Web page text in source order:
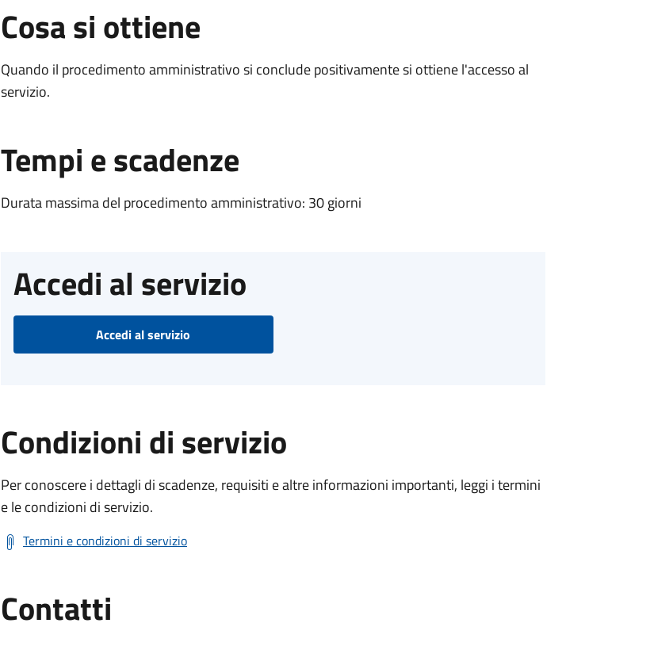
Cosa si ottiene
Quando il procedimento amministrativo si conclude positivamente si ottiene l'accesso al
servizio.
Tempi e scadenze
Durata massima del procedimento amministrativo: 30 giorni
Accedi al servizio
Accedi al servizio
Condizioni di servizio
Per conoscere i dettagli di scadenze, requisiti e altre informazioni importanti, leggi i termini
e le condizioni di servizio.
Termini e condizioni di servizio
Contatti